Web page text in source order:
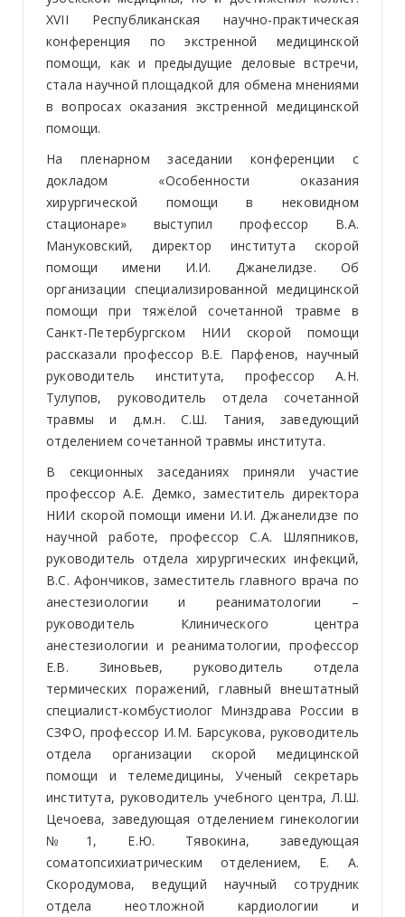
XVII Республиканская научно-практическая
конференция по экстренной медицинской
помощи, как и предыдущие деловые встречи,
стала научной площадкой для обмена мнениями
в вопросах оказания экстренной медицинской
помощи.
На пленарном заседании конференции с
докладом «Особенности оказания
хирургической помощи в нековидном
стационаре» выступил профессор В.А.
Мануковский, директор института скорой
помощи имени И.И. Джанелидзе. Об
организации специализированной медицинской
помощи при тяжёлой сочетанной травме в
Санкт-Петербургском НИИ скорой помощи
рассказали профессор В.Е. Парфенов, научный
руководитель института, профессор А.Н.
Тулупов, руководитель отдела сочетанной
травмы и д.м.н. С.Ш. Тания, заведующий
отделением сочетанной травмы института.
В секционных заседаниях приняли участие
профессор А.Е. Демко, заместитель директора
НИИ скорой помощи имени И.И. Джанелидзе по
научной работе, профессор С.А. Шляпников,
руководитель отдела хирургических инфекций,
В.С. Афончиков, заместитель главного врача по
анестезиологии и реаниматологии –
руководитель Клинического центра
анестезиологии и реаниматологии, профессор
Е.В. Зиновьев, руководитель отдела
термических поражений, главный внештатный
специалист-комбустиолог Минздрава России в
СЗФО, профессор И.М. Барсукова, руководитель
отдела организации скорой медицинской
помощи и телемедицины, Ученый секретарь
института, руководитель учебного центра, Л.Ш.
Цечоева, заведующая отделением гинекологии
№1, Е.Ю. Тявокина, заведующая
соматопсихиатрическим отделением, Е. А.
Скородумова, ведущий научный сотрудник
отдела неотложной кардиологии и